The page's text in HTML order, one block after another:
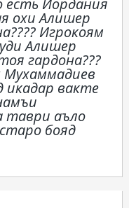
есть Иордания
охи Алишер
Игрокоям
Алишер
гардона???
Мухаммадиев
икадар вакте
таври аъло
бояд